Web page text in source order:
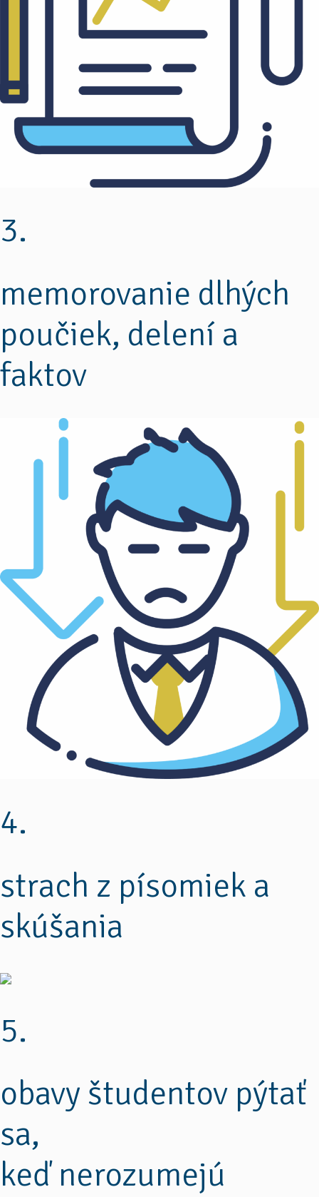
3.
memorovanie dlhých
poučiek, delení a
faktov
4.
strach z písomiek a
skúšania
5.
obavy študentov pýtať
sa,
keď nerozumejú